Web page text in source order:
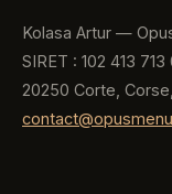
Kolasa Artur —
SIRET : 102 413 713
20250 Corte,